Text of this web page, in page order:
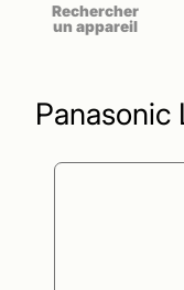
Rechercher
un appareil